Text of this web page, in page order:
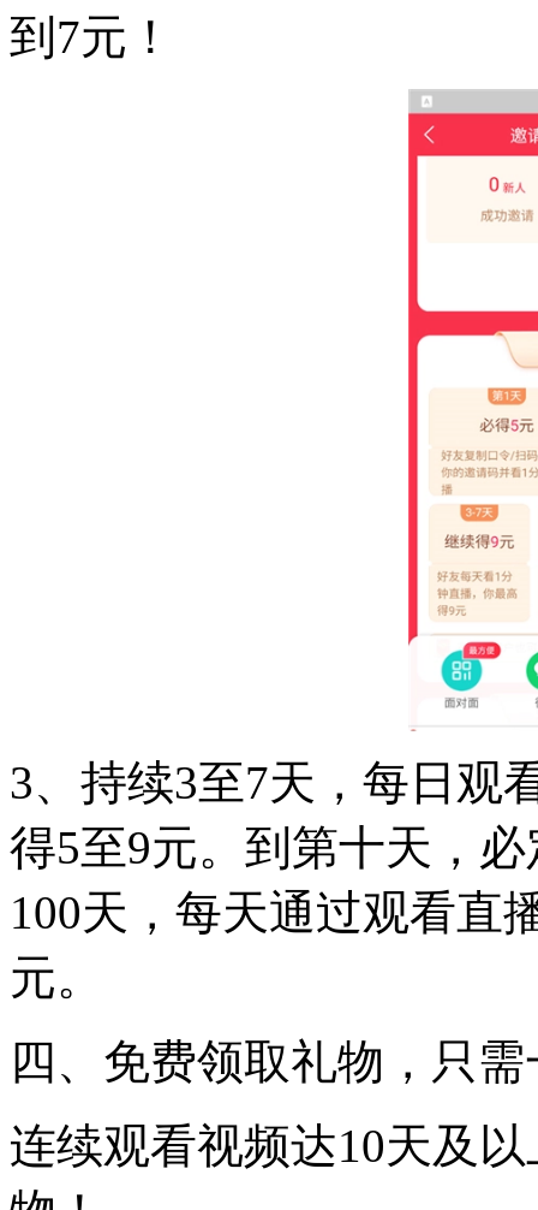
到7元！
3、持续3至7天，每日观
得5至9元。到第十天，
100天，每天通过观看直
元。
四、免费领取礼物，只
连续观看视频达10天及